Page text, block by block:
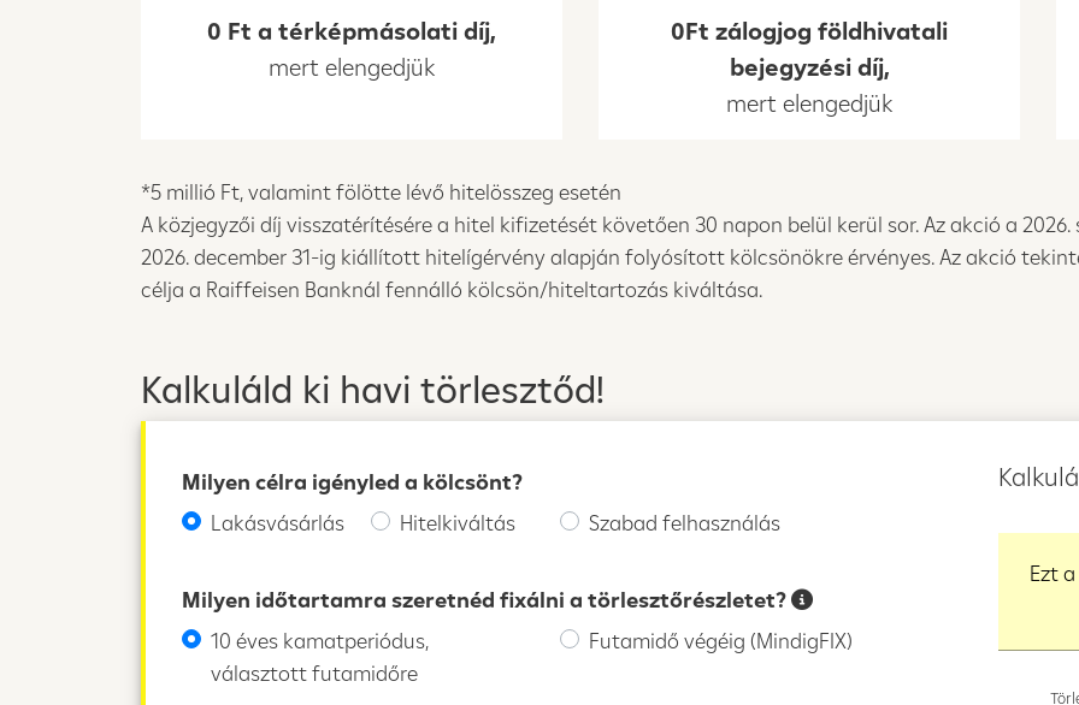
0 Ft a térképmásolati díj,
mert elengedjük
0Ft zálogjog földhivatali
bejegyzési díj,
mert elengedjük
*5 millió Ft, valamint fölötte lévő hitelösszeg esetén
A közjegyzői díj visszatérítésére a hitel kifizetését követően 30 napon belül kerül sor. Az akció a
2026. december 31-ig kiállított hitelígérvény alapján folyósított kölcsönökre érvényes. Az akció
célja a Raiffeisen Banknál fennálló kölcsön/hiteltartozás kiváltása.
Kalkuláld ki havi törlesztőd!
Milyen célra igényled a kölcsönt?
Lakásvásárlás
Hitelkiváltás Szabad felhasználás
Milyen időtartamra szeretnéd fixálni a törlesztőrészletet?
10 éves kamatperiódus,
választott futamidőre
Futamidő végéig (MindigFIX)
Ezt